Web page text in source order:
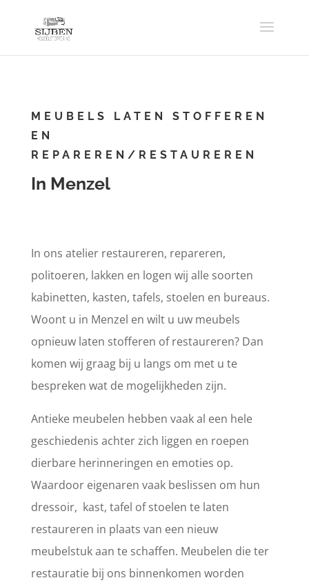
MEUBELS LATEN STOFFEREN
EN
REPAREREN/RESTAUREREN
In Menzel
In ons atelier restaureren, repareren,
politoeren, lakken en logen wij alle soorten
kabinetten, kasten, tafels, stoelen en bureaus.
Woont u in Menzel en wilt u uw meubels
opnieuw laten stofferen of restaureren? Dan
komen wij graag bij u langs om met u te
bespreken wat de mogelijkheden zijn.
Antieke meubelen hebben vaak al een hele
geschiedenis achter zich liggen en roepen
dierbare herinneringen en emoties op.
Waardoor eigenaren vaak beslissen om hun
dressoir, kast, tafel of stoelen te laten
restaureren in plaats van een nieuw
meubelstuk aan te schaffen. Meubelen die ter
restauratie bij ons binnenkomen worden